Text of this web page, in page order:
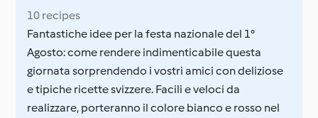
10 recipes
Fantastiche idee per la festa nazionale del 1°
Agosto: come rendere indimenticabile questa
giornata sorprendendo i vostri amici con deliziose
e tipiche ricette svizzere. Facili e veloci da
realizzare, porteranno il colore bianco e rosso nel